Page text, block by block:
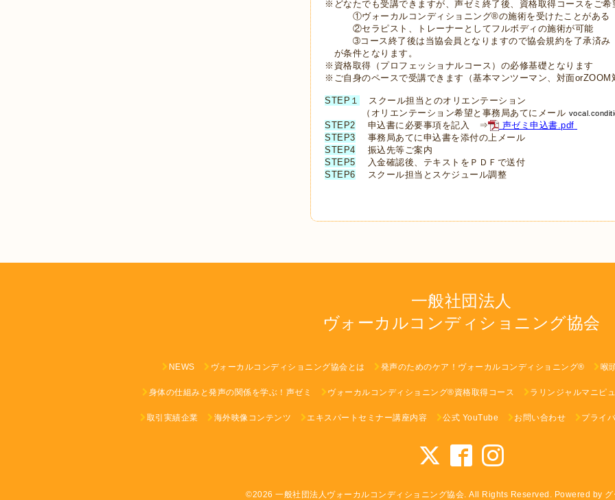
※どなたでも受講できますが、 声ゼミ終了後、資格取得コースをご希
①ヴォーカルコンディショニング®の施術を受けたことがあ
②セラピスト、トレーナーとしてフルボディの施術が可能
➂コース終了後は当協会員となりますので協会規約を了承済
が条件となります。
※資格取得（プロフェッショナルコース）の必修基礎となります
※ご自身のペースで受講できます（基本マンツーマン、対面orZOOM
STEP１
スクール担当とのオリエンテーション
（ オリエンテーシ ョン希望と事務局あてにメール
STEP2 申込書に必要事項を記入 ⇒
声ゼミ申込書.pdf
STEP3 事務局あてに申込書を添付の上メール
STEP4 振込先等ご案内
STEP5 入金確認後、テキストをＰＤＦで送付
STEP6 スクール担当とスケジュール調整
一般社団法人
ヴォーカルコンディショニング協会
NEWS ヴォーカルコンディショニング協会とは 発声のためのケア！ヴォーカルコンディショニング®︎ 喉
身体の仕組みと発声の関係を学ぶ！声ゼミ ヴォーカルコンディショニング®︎資格取得コース ラリンジャルマニピ
取引実績企業 海外映像コンテンツ エキスパートセミナー講座内容 公式 YouTube お問い合わせ プライ
©2026一般社団法人ヴォーカルコンディショニング協会. All Rights Reserved. Powered by